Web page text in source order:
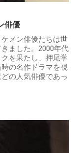
俳優
メン俳優たちは世
ました。2000年代
を果たし、押尾学
の名作ドラマを視
の人気俳優であっ